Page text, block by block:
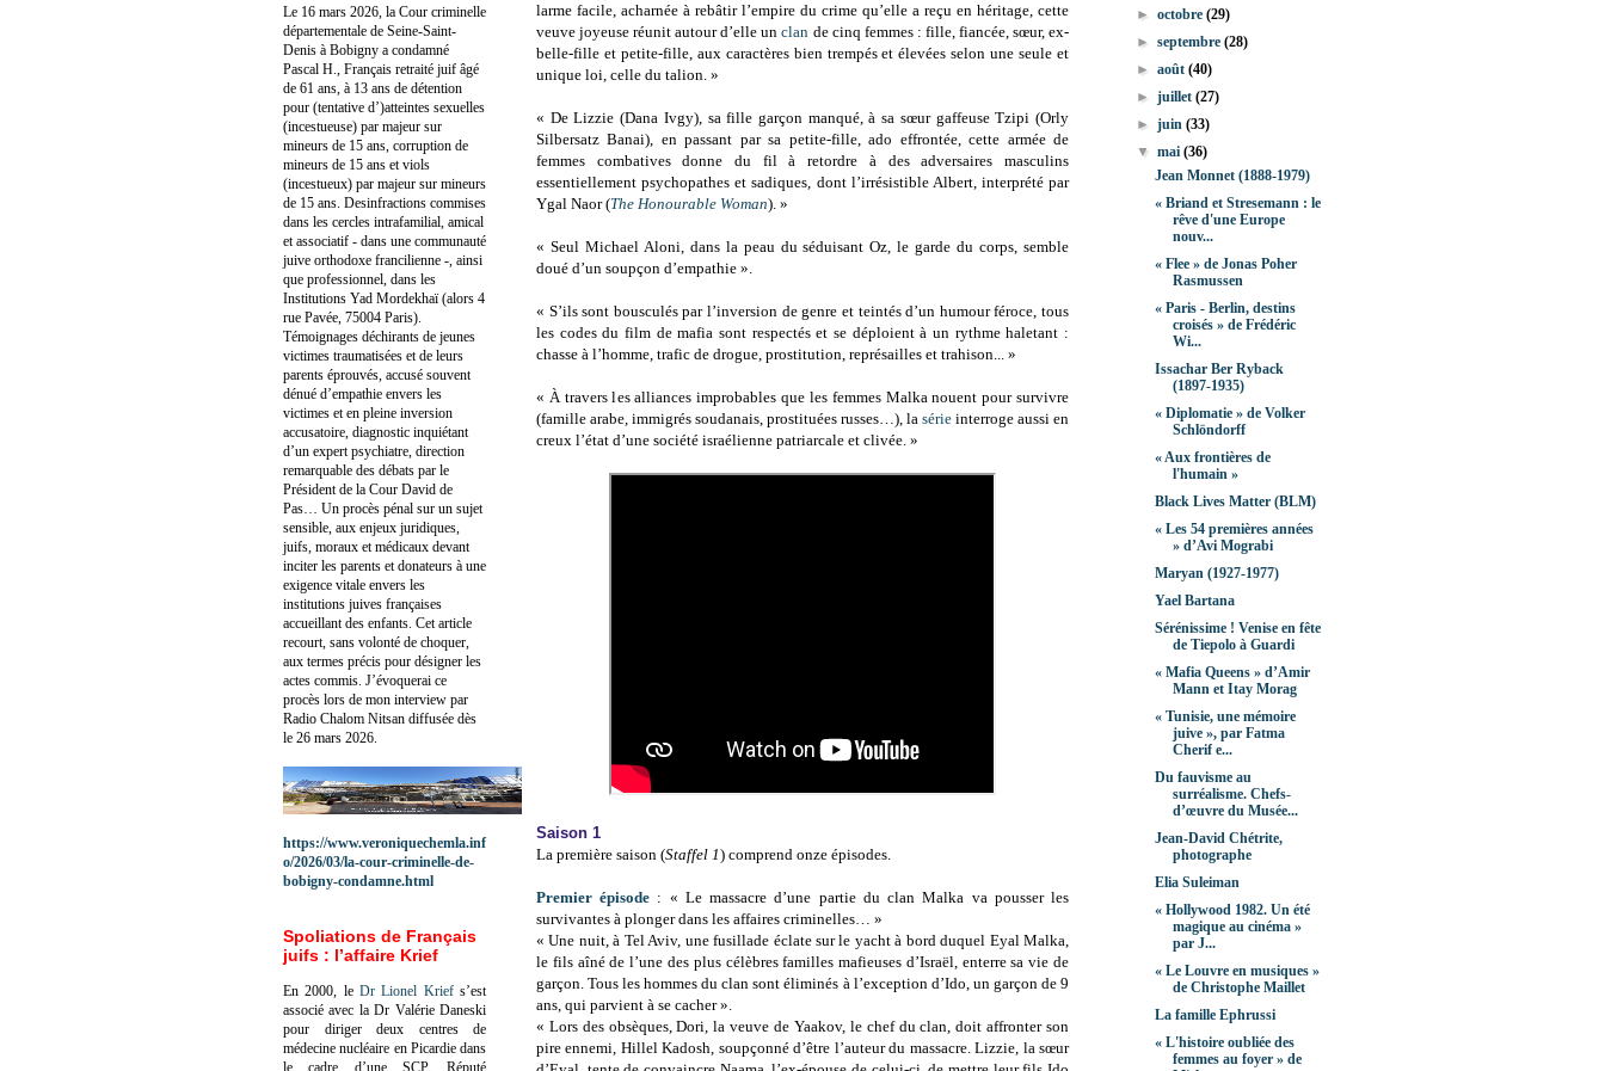
larme facile, acharnée à rebâtir l’empire du crime qu’elle a reçu en héritage, cette
veuve joyeuse réunit autour d’elle unclan de cinq femmes : fille, fiancée, sœur, ex-
belle-fille et petite-fille, aux caractères bien trempés et élevées selon une seule et
unique loi, celle du talion. »
« De Lizzie (Dana Ivgy), sa fille garçon manqué, à sa sœur gaffeuse Tzipi (Orly
Silbersatz Banai), en passant par sa petite-fille, ado effrontée, cette armée de
femmes combatives donne du fil à retordre à des adversaires masculins
essentiellement psychopathes et sadiques, dont l’irrésistible Albert, interprété par
Ygal Naor (The Honourable Woman). »
« Seul Michael Aloni, dans la peau du séduisant Oz, le garde du corps, semble
doué d’un soupçon d’empathie ».
« S’ils sont bousculés par l’inversion de genre et teintés d’un humour féroce, tous
les codes du film de mafia sont respectés et se déploient à un rythme haletant :
chasse à l’homme, trafic de drogue, prostitution, représailles et trahison... »
« À travers les alliances improbables que les femmes Malka nouent pour survivre
(famille arabe, immigrés soudanais, prostituées russes…), la série interroge aussi en
creux l’état d’une société israélienne patriarcale et clivée. »
Saison 1
La première saison (Staffel 1) comprend onze épisodes.
Premier épisode : « Le massacre d’une partie du clan Malka va pousser les
survivantes à plonger dans les affaires criminelles… »
« Une nuit, à Tel Aviv, une fusillade éclate sur le yacht à bord duquel Eyal Malka,
le fils aîné de l’une des plus célèbres familles mafieuses d’Israël, enterre sa vie de
garçon. Tous les hommes du clan sont éliminés à l’exception d’Ido, un garçon de 9
ans, qui parvient à se cacher ».
« Lors des obsèques, Dori, la veuve de Yaakov, le chef du clan, doit affronter son
pire ennemi, Hillel Kadosh, soupçonné d’être l’auteur du massacre. Lizzie, la sœur
Le 16 mars 2026, la Cour criminelle
départementale de Seine-Saint-
Denis à Bobigny a condamné
Pascal H., Français retraité juif âgé
de 61 ans, à 13 ans de détention
pour (tentative d’)atteintes sexuelles
(incestueuse) par majeur sur
mineurs de 15 ans, corruption de
mineurs de 15 ans et viols
(incestueux) par majeur sur mineurs
de 15 ans. Desinfractions commises
dans les cercles intrafamilial, amical
et associatif - dans une communauté
juive orthodoxe francilienne -, ainsi
que professionnel, dans les
Institutions Yad Mordekhaï (alors 4
rue Pavée, 75004 Paris).
Témoignages déchirants de jeunes
victimes traumatisées et de leurs
parents éprouvés, accusé souvent
dénué d’empathie envers les
victimes et en pleine inversion
accusatoire, diagnostic inquiétant
d’un expert psychiatre, direction
remarquable des débats par le
Président de la Cour David de
Pas… Un procès pénal sur un sujet
sensible, aux enjeux juridiques,
juifs, moraux et médicaux devant
inciter les parents et donateurs à une
exigence vitale envers les
institutions juives françaises
accueillant des enfants. Cet article
recourt, sans volonté de choquer,
aux termes précis pour désigner les
actes commis. J’évoquerai ce
procès lors de mon interview par
Radio Chalom Nitsan diffusée dès
le 26 mars 2026.
https://www.veroniquechemla.inf
o/2026/03/la-cour-criminelle-de-
bobigny-condamne.html
Spoliations de Français
juifs : l’affaire Krief
En 2000, le Dr Lionel Kriefs’est
associé avec la Dr Valérie Daneski
pour diriger deux centres de
médecine nucléaire en Picardie dans
le cadre d’une SCP. Réputé
►octobre(29)
►septembre(28)
►août(40)
►juillet(27)
►juin(33)
▼mai(36)
Jean Monnet (1888-1979)
« Briand et Stresemann : le
rêve d'une Europe
nouv...
« Flee » de Jonas Poher
Rasmussen
« Paris - Berlin, destins
croisés » de Frédéric
Wi...
Issachar Ber Ryback
(1897-1935)
« Diplomatie » de Volker
Schlöndorff
« Aux frontières de
l'humain »
Black Lives Matter (BLM)
« Les 54 premières années
» d’Avi Mograbi
Maryan (1927-1977)
Yael Bartana
Sérénissime ! Venise en fête
de Tiepolo à Guardi
« Mafia Queens » d’Amir
Mann et Itay Morag
« Tunisie, une mémoire
juive », par Fatma
Cherif e...
Du fauvisme au
surréalisme. Chefs-
d’œuvre du Musée...
Jean-David Chétrite,
photographe
Elia Suleiman
« Hollywood 1982. Un été
magique au cinéma »
par J...
« Le Louvre en musiques »
de Christophe Maillet
La famille Ephrussi
« L'histoire oubliée des
femmes au foyer » de